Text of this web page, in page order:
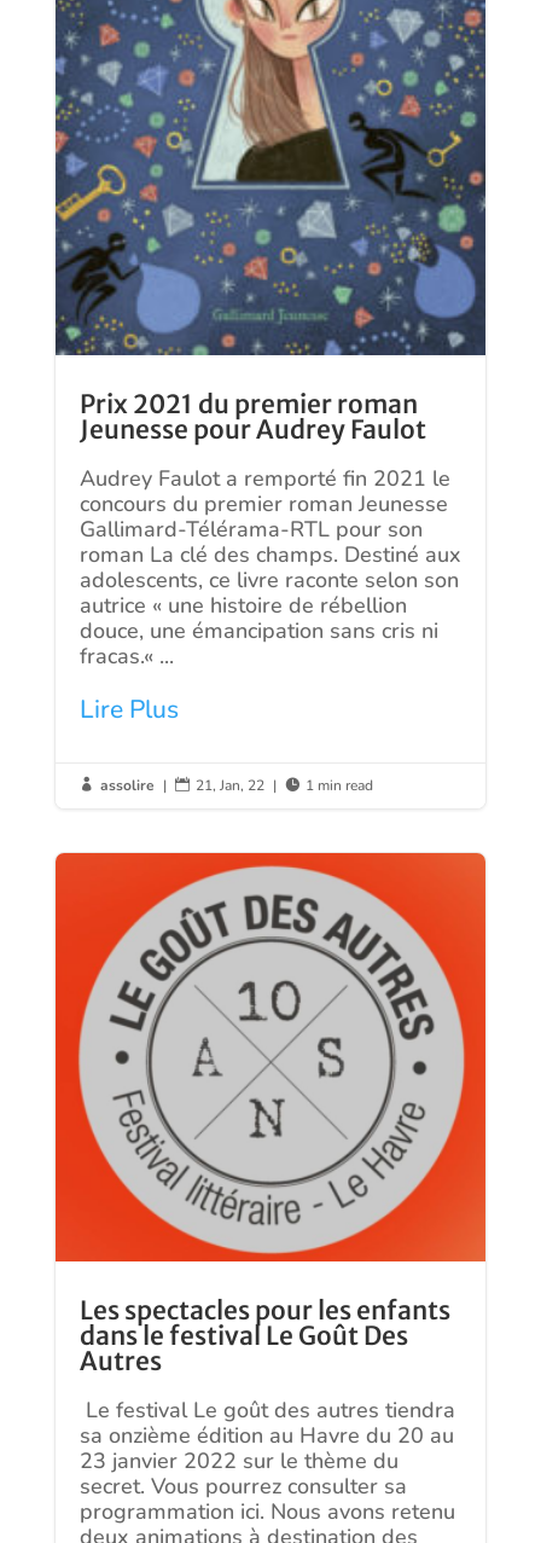
Prix 2021 du premier roman
Jeunesse pour Audrey Faulot
Audrey Faulot a remporté fin 2021 le
concours du premier roman Jeunesse
Gallimard-Télérama-RTL pour son
roman La clé des champs. Destiné aux
adolescents, ce livre raconte selon son
autrice « une histoire de rébellion
douce, une émancipation sans cris ni
fracas.« ...
Lire Plus
 assolire |  21, Jan, 22 |  1 min read
Les spectacles pour les enfants
dans le festival Le Goût Des
Autres
Le festival Le goût des autres tiendra
sa onzième édition au Havre du 20 au
23 janvier 2022 sur le thème du
secret. Vous pourrez consulter sa
programmation ici. Nous avons retenu
deux animations à destination des